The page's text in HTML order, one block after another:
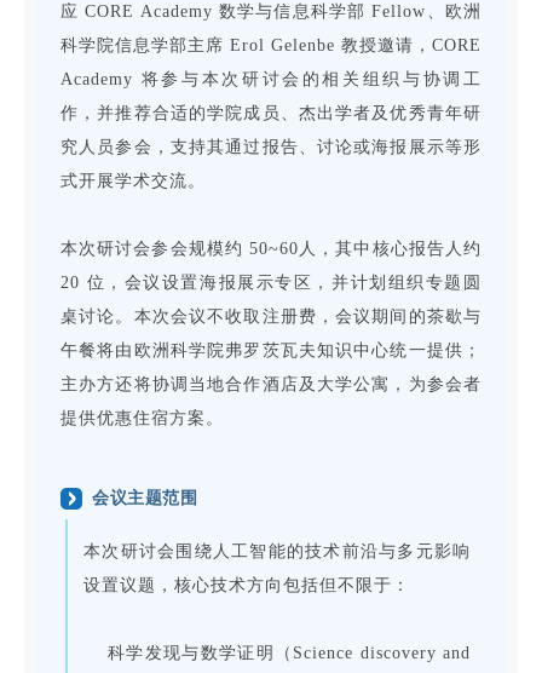
应 CORE Academy 数学与信息科学部 Fellow、欧洲
科学院信息学部主席 Erol Gelenbe 教授邀请，CORE
Academy 将参与本次研讨会的相关组织与协调工
作，并推荐合适的学院成员、杰出学者及优秀青年研
究人员参会，支持其通过报告、讨论或海报展示等形
式开展学术交流。
本次研讨会参会规模约 50~60人，其中核心报告人约
20 位，会议设置海报展示专区，并计划组织专题圆
桌讨论。本次会议不收取注册费，会议期间的茶歇与
午餐将由欧洲科学院弗罗茨瓦夫知识中心统一提供；
主办方还将协调当地合作酒店及大学公寓，为参会者
提供优惠住宿方案。
会议主题范围
本次研讨会围绕人工智能的技术前沿与多元影响
设置议题，核心技术方向包括但不限于：
科学发现与数学证明（Science discovery and